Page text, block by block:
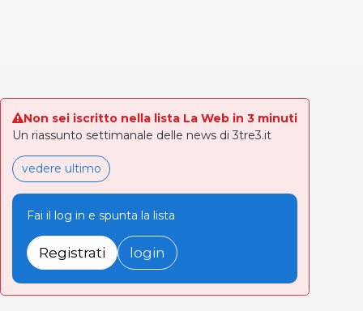
Non sei iscritto nella lista La Web in 3 minuti
Un riassunto settimanale delle news di 3tre3.it
vedere ultimo
Fai il log in e spunta la lista
Registrati login